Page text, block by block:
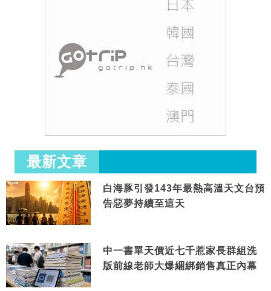
最新文章
白海豚引發143年最熱高溫天文台預
告惡夢持續至這天
中一書單天價近七千惹家長群組洗
版前線老師大爆綑綁銷售真正內幕